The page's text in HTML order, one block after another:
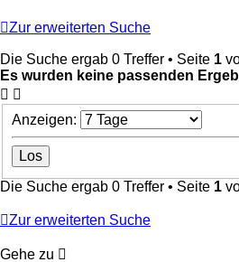
Zur erweiterten Suche
Die Suche ergab 0 Treffer • Seite 1
Es wurden keine passenden
Anzeigen:
Die Suche ergab 0 Treffer • Seite 1
Zur erweiterten Suche
Gehe zu